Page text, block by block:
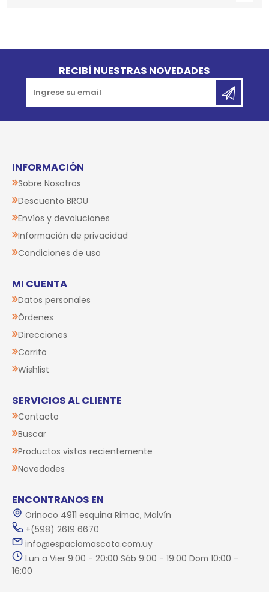
RECIBÍ NUESTRAS NOVEDADES
INFORMACIÓN
Sobre Nosotros
Descuento BROU
Envíos y devoluciones
Información de privacidad
Condiciones de uso
MI CUENTA
Datos personales
Órdenes
Direcciones
Carrito
Wishlist
SERVICIOS AL CLIENTE
Contacto
Buscar
Productos vistos recientemente
Novedades
ENCONTRANOS EN
Orinoco 4911 esquina Rimac, Malvín
+(598) 2619 6670
info@espaciomascota.com.uy
Lun a Vier 9:00 - 20:00 Sáb 9:00 - 19:00 Dom 10:00 -
16:00